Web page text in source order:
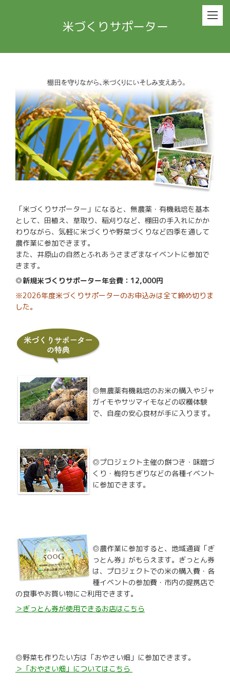
米づくりサポーター
「米づくりサポーター」になると、無農薬・有機栽培を基本
として、田植え、草取り、稲刈りなど、棚田の手入れにかか
わりながら、気軽に米づくりや野菜づくりなど四季を通して
農作業に参加できます。
また、井原山の自然とふれあうさまざまなイベントに参加で
きます。
◎新規米づくりサポーター年会費：12,000円
※2026年度米づくりサポーターのお申込みは全て締め切りま
した。
◎無農薬有機栽培のお米の購入やジャ
ガイモやサツマイモなどの収穫体験
で、自産の安心食材が手に入ります。
◎プロジェクト主催の餅つき・味噌づ
くり・梅狩ちぎりなどの各種イベント
に参加できます。
◎農作業に参加すると、地域通貨「ぎ
っとん券」がもらえます。ぎっとん券
は、プロジェクトでの米の購入費・各
種イベントの参加費・市内の提携店で
の食事やお買い物にご利用できます。
＞ぎっとん券が使用できるお店はこちら
◎野菜も作りたい方は「おやさい畑」に参加できます。
＞「おやさい畑」についてはこちら